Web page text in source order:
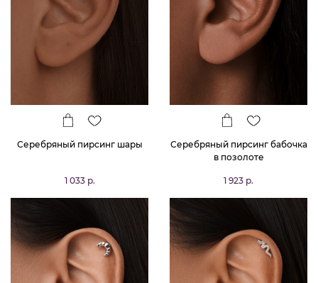
Серебряный пирсинг шары
1 033 р.
Серебряный пирсинг бабочка
в позолоте
1 923 р.